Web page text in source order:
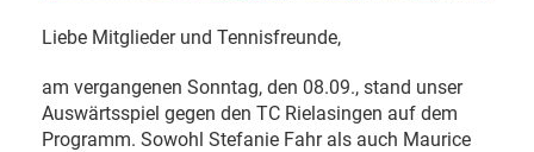
Liebe Mitglieder und Tennisfreunde,
am vergangenen Sonntag, den 08.09., stand unser
Auswärtsspiel gegen den TC Rielasingen auf dem
Programm. Sowohl Stefanie Fahr als auch Maurice